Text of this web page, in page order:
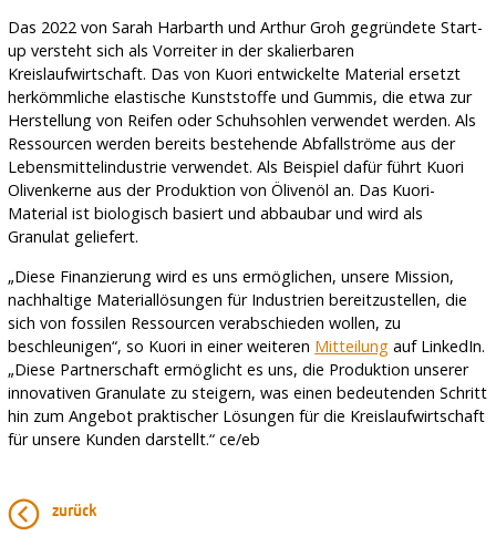
Das 2022 von Sarah Harbarth und Arthur Groh gegründete Start-
up versteht sich als Vorreiter in der skalierbaren
Kreislaufwirtschaft. Das von Kuori entwickelte Material ersetzt
herkömmliche elastische Kunststoffe und Gummis, die etwa zur
Herstellung von Reifen oder Schuhsohlen verwendet werden. Als
Ressourcen werden bereits bestehende Abfallströme aus der
Lebensmittelindustrie verwendet. Als Beispiel dafür führt Kuori
Olivenkerne aus der Produktion von Ölivenöl an. Das Kuori-
Material ist biologisch basiert und abbaubar und wird als
Granulat geliefert.
„Diese Finanzierung wird es uns ermöglichen, unsere Mission,
nachhaltige Materiallösungen für Industrien bereitzustellen, die
sich von fossilen Ressourcen verabschieden wollen, zu
beschleunigen“, so Kuori in einer weiteren Mitteilung auf LinkedIn.
„Diese Partnerschaft ermöglicht es uns, die Produktion unserer
innovativen Granulate zu steigern, was einen bedeutenden Schritt
hin zum Angebot praktischer Lösungen für die Kreislaufwirtschaft
für unsere Kunden darstellt.“ ce/eb
zurück